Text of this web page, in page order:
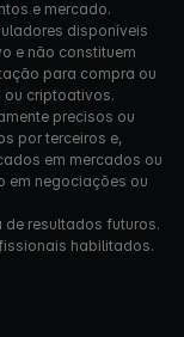
e mercado.
disponíveis
e não constituem
para compra ou
ou criptoativos.
precisos ou
por terceiros e,
em mercados ou
em negociações ou
resultados futuros.
habilitados.